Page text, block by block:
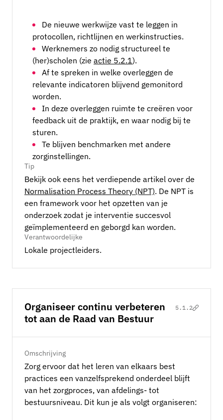
De nieuwe werkwijze vast te leggen in
protocollen, richtlijnen en werkinstructies.
Werknemers zo nodig structureel te
(her)scholen (zie actie 5.2.1).
Af te spreken in welke overleggen de
relevante indicatoren blijvend gemonitord
worden.
In deze overleggen ruimte te creëren voor
feedback uit de praktijk, en waar nodig bij te
sturen.
Te blijven benchmarken met andere
zorginstellingen.
Tip
Bekijk ook eens het verdiepende artikel over de
Normalisation Process Theory (NPT). De NPT is
een framework voor het opzetten van je
onderzoek zodat je interventie succesvol
geïmplementeerd en geborgd kan worden.
Verantwoordelijke
Lokale projectleiders.
Organiseer continu verbeteren
tot aan de Raad van Bestuur
5.1.2
Omschrijving
Zorg ervoor dat het leren van elkaars best
practices een vanzelfsprekend onderdeel blijft
van het zorgproces, van afdelings- tot
bestuursniveau. Dit kun je als volgt organiseren: